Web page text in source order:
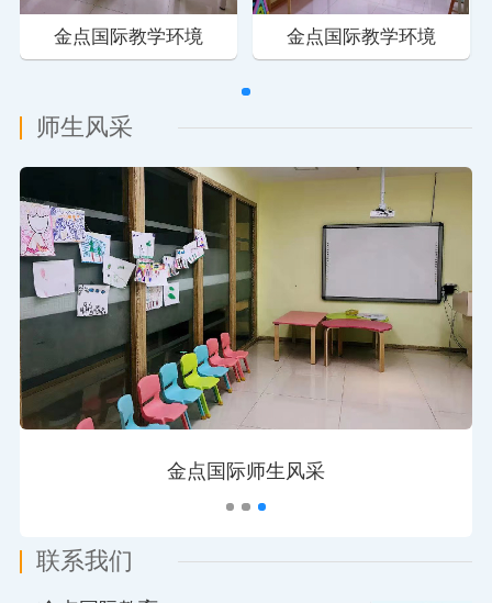
金点国际教学环境 金点国际教学环境
师生风采
金点国际师生风采
联系我们